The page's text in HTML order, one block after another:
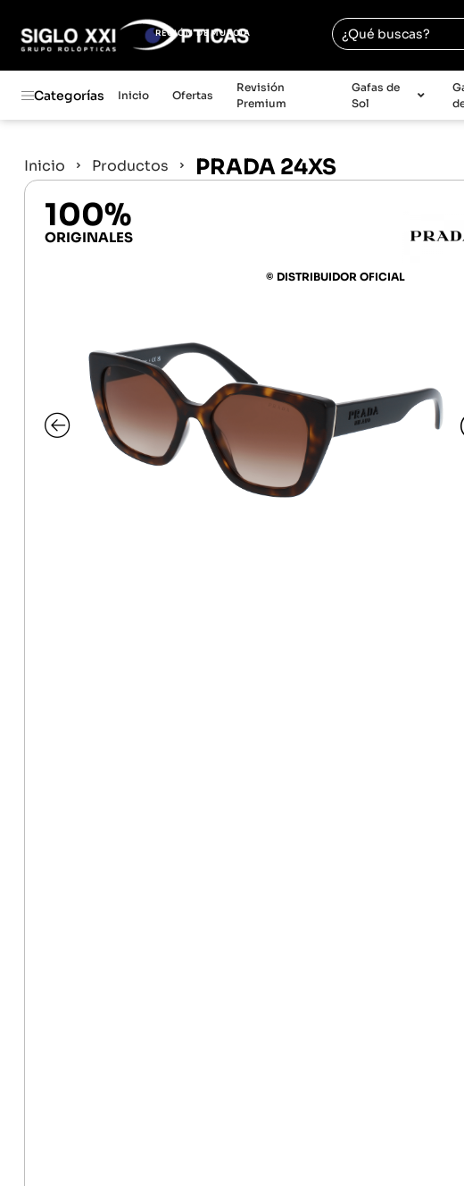
REGIÓN DE MURCIA
Categorías Inicio Ofertas
Revisión
Premium
Gafas de
Sol
Inicio Productos PRADA 24XS
100%
ORIGINALES
© DISTRIBUIDOR OFICIAL